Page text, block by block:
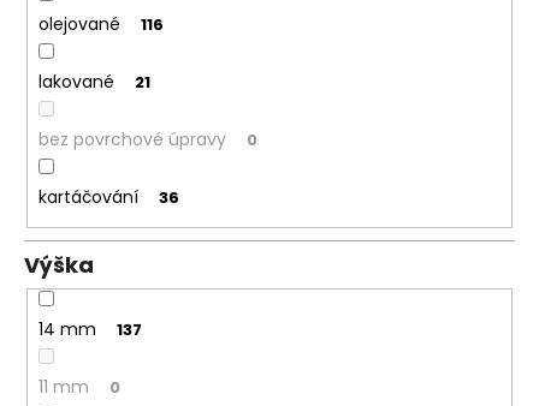
olejované 116
lakované 21
bez povrchové úpravy 0
kartáčování 36
Výška
14 mm 137
11 mm 0